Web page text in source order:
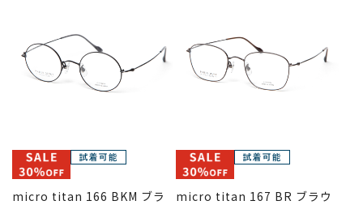
micro titan 166 BKM ブラ
micro titan 167 BR ブラウ